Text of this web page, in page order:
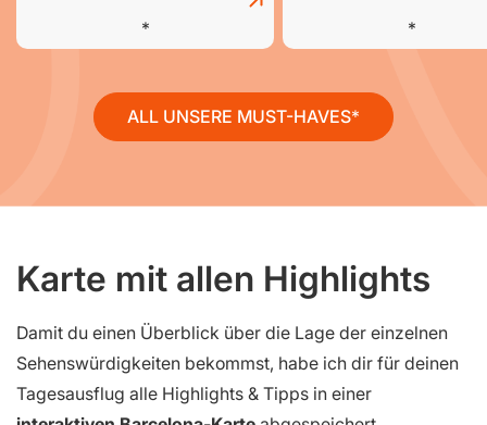
ALL UNSERE MUST-HAVES
Karte mit allen Highlights
Damit du einen Überblick über die Lage der einzelnen
Sehenswürdigkeiten bekommst, habe ich dir für deinen
Tagesausflug alle Highlights & Tipps in einer